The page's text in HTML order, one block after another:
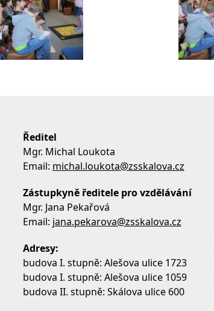
Ředitel
Mgr. Michal Loukota
Email: michal.loukota@zsskalova.cz
Zástupkyně ředitele pro vzdělávání
Mgr. Jana Pekařová
Email: jana.pekarova@zsskalova.cz
Adresy:
budova I. stupně: Alešova ulice 1723
budova I. stupně: Alešova ulice 1059
budova II. stupně: Skálova ulice 600